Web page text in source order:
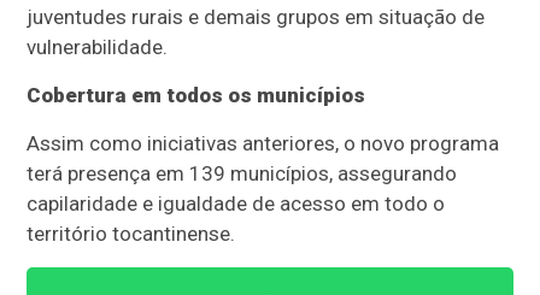
juventudes rurais e demais grupos em situação de
vulnerabilidade.
Cobertura em todos os municípios
Assim como iniciativas anteriores, o novo programa
terá presença em 139 municípios, assegurando
capilaridade e igualdade de acesso em todo o
território tocantinense.